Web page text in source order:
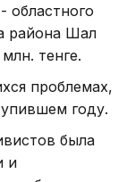
областного
района Шал
тенге.
проблемах,
году.
была
и